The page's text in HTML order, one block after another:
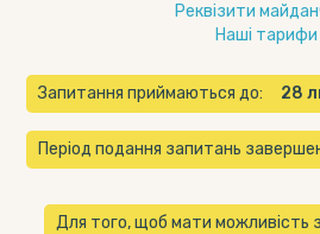
Реквізити
Наші тарифи
Запитання приймаються до: 28
Період подання запитань
Для того, щоб мати можливість